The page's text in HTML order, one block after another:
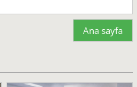
Ana sayfa